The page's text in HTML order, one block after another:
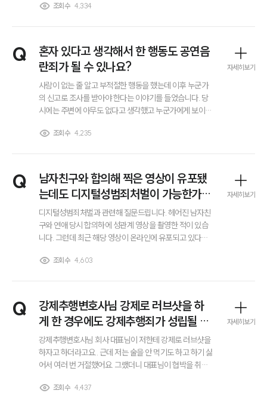
전체
구성원 소개
회계감리전문변호사
언론보도
공지사항
법률 블로그
법률서식
뉴스레터/브로슈어
세미나
대륜법률상담예약
가 실제로 수사 결과에 어떤 영향을 미치는지, 조사 전에 반
조회수 4,334
Q
혼자 있다고 생각해서 한 행동도 공연음
란죄가 될 수 있나요?
사람이 없는 줄 알고 부적절한 행동을 했는데 이후 누군가
의 신고로 조사를 받아야 한다는 이야기를 들었습니다. 당
시에는 주변에 아무도 없다고 생각했고 누군가에게 보이게
죄가 성립할 수 있는지 궁금합니다. 누군가에게 보인 기억
조회수 4,235
자세히보기
Q
남자친구와 합의해 찍은 영상이 유포됐
는데도 디지털성범죄처벌이 가능한가
요?
디지털성범죄처벌과 관련해 질문드립니다. 헤어진 남자친
구와 연애 당시 합의하에 성관계 영상을 촬영한 적이 있습
니다. 그런데 최근 해당 영상이 온라인에 유포되고 있다는
른 사람에게 보내거나 인터넷에 올리는 것까지 허락한 적
이 가능한 건가요?
조회수 4,603
자세히보기
Q
강제추행변호사님 강제로 러브샷을 하
게 한 경우에도 강제추행죄가 성립될 수
있나요?
강제추행변호사님 회사 대표님이 저한테 강제로 러브샷을
하자고 하더라고요.. 근데 저는 술을 안 먹기도 하고 하기 싫
어서 여러 번 거절했어요. 그랬더니 대표님이 협박을 취하
행이 될 수도 있다고 하더라고요? 진짜 강제추행죄 성립 되
조회수 4,437
자세히보기